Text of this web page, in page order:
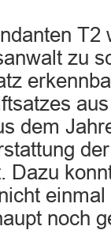
T2
zu
dem
Dazu
noch